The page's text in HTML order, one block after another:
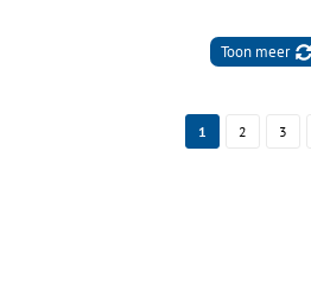
Toon meer
1 2 3